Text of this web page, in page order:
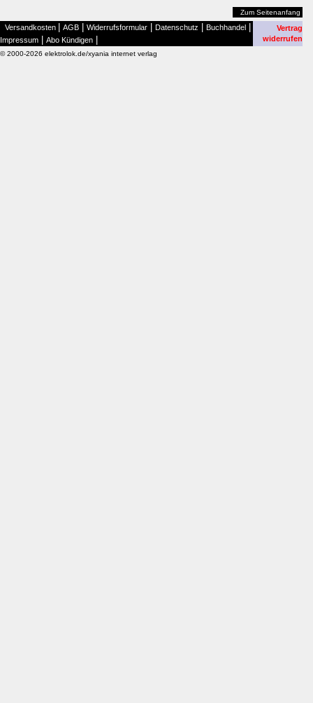
Zum Seitenanfang
Versandkosten AGB Widerrufsformular Datenschutz Buchhandel
Impressum Abo Kündigen
Vertrag
widerrufen
© 2000-2026 elektrolok.de/xyania internet verlag